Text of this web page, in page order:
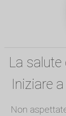
La
Iniziare
Non